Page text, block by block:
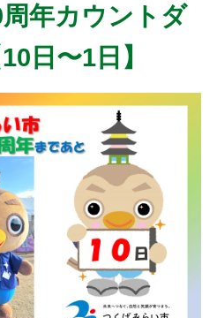
年カウントダ
日〜1日】